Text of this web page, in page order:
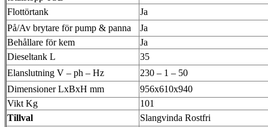
Flottörtank
Ja
På/Av brytare för pump & panna
Ja
Behållare för kem
Ja
Dieseltank L
35
Elanslutning V – ph – Hz
230 – 1 – 50
Dimensioner LxBxH mm
956x610x940
Vikt Kg
101
Tillval
Slangvinda Rostfri